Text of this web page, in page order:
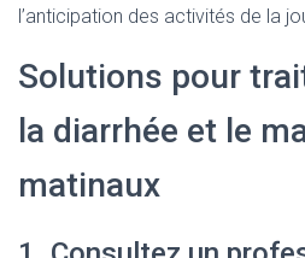
l’anticipation des activités de la
Solutions pour
la diarrhée et le
matinaux